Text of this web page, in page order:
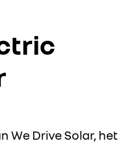
We Drive Solar, het